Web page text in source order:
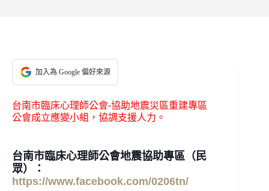
加入為 Google 偏好來源
台南市臨床心理師公會-協助地震災區重建專區
公會成立應變小組，協調支援人力。
台南市臨床心理師公會地震協助專區（民
眾）：
https://www.facebook.com/0206tn/